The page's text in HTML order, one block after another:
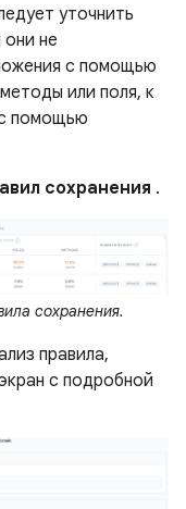
уточнить
не
с помощью
или поля, к
помощью
сохранения .
сохранения.
правила,
с подробной